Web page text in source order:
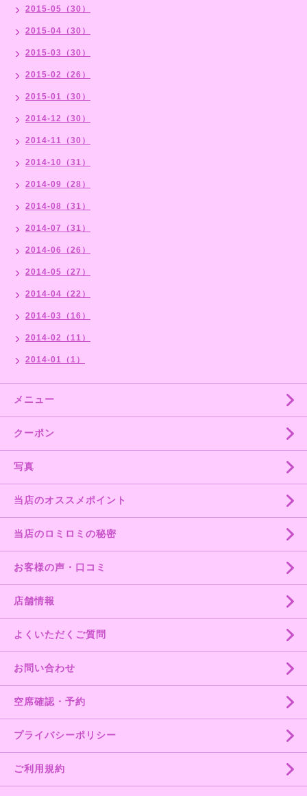
2015-05（30）
2015-04（30）
2015-03（30）
2015-02（26）
2015-01（30）
2014-12（30）
2014-11（30）
2014-10（31）
2014-09（28）
2014-08（31）
2014-07（31）
2014-06（26）
2014-05（27）
2014-04（22）
2014-03（16）
2014-02（11）
2014-01（1）
メニュー
クーポン
写真
当店のオススメポイント
当店のロミロミの秘密
お客様の声・口コミ
店舗情報
よくいただくご質問
お問い合わせ
空席確認・予約
プライバシーポリシー
ご利用規約